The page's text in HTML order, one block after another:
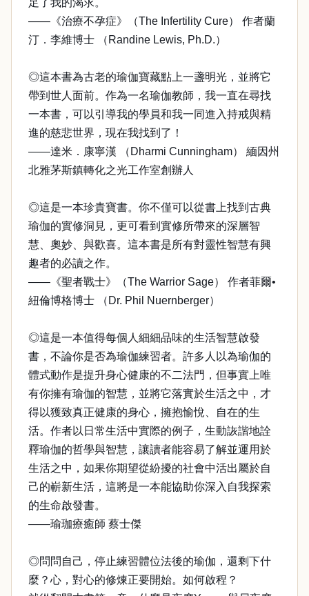
足了我的渴求。
——《治療不孕症》（The Infertility Cure） 作者蘭
汀．李維博士 （Randine Lewis, Ph.D.）
◎這本書為古老的瑜伽寶藏點上一盞明光，並將它
帶到世人面前。作為一名瑜伽教師，我一直在尋找
一本書，可以引導我的學員和我一同進入持戒與精
進的慈悲世界，現在我找到了！
——達米．康寧漢 （Dharmi Cunningham） 緬因州
北雅茅斯鎮轉化之光工作室創辦人
◎這是一本珍貴寶書。你不僅可以從書上找到古典
瑜伽的實修洞見，更可看到實修所帶來的深層智
慧、奧妙、與歡喜。這本書是所有對靈性智慧有興
趣者的必讀之作。
——《聖者戰士》（The Warrior Sage） 作者菲爾•
紐倫博格博士 （Dr. Phil Nuernberger）
◎這是一本值得每個人細細品味的生活智慧啟發
書，不論你是否為瑜伽練習者。許多人以為瑜伽的
體式動作是提升身心健康的不二法門，但事實上唯
有你擁有瑜伽的智慧，並將它落實於生活之中，才
得以獲致真正健康的身心，擁抱愉悅、自在的生
活。作者以日常生活中實際的例子，生動詼諧地詮
釋瑜伽的哲學與智慧，讓讀者能容易了解並運用於
生活之中，如果你期望從紛擾的社會中活出屬於自
己的嶄新生活，這將是一本能協助你深入自我探索
的生命啟發書。
——瑜珈療癒師 蔡士傑
◎問問自己，停止練習體位法後的瑜伽，還剩下什
麼？心，對心的修煉正要開始。如何啟程？